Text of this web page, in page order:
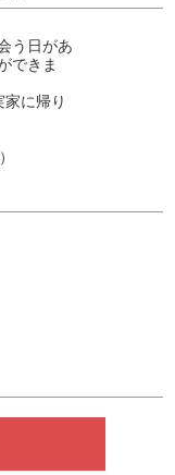
う日があ
できま
に帰り